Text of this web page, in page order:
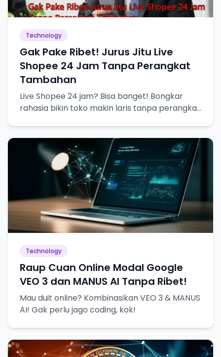
Technology
Gak Pake Ribet! Jurus Jitu Live
Shopee 24 Jam Tanpa Perangkat
Tambahan
Live Shopee 24 jam? Bisa banget! Bongkar
rahasia bikin toko makin laris tanpa perangkat
Technology
Raup Cuan Online Modal Google
VEO 3 dan MANUS AI Tanpa Ribet!
Mau duit online? Kombinasikan VEO 3 & MANUS
AI! Gak perlu jago coding, kok!